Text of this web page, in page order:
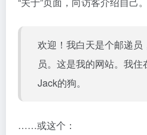
欢迎！我白天是个邮递
员。这是我的网站。我
Jack的狗。
……或这个：